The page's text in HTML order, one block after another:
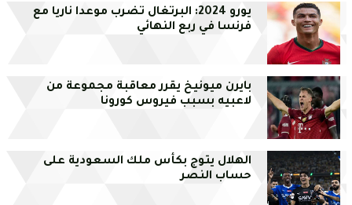
يورو 2024: البرتغال تضرب موعدا ناريا مع
فرنسا في ربع النهائي
بايرن ميونيخ يقرر معاقبة مجموعة من
لاعبيه بسبب فيروس كورونا
الهلال يتوج بكأس ملك السعودية على
حساب النصر